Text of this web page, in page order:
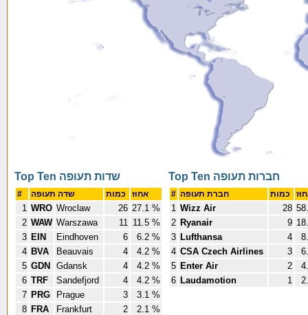
Top Ten שדות תעופה
#
1 WRO Wroclaw 26 27.1 %
2 WAW Warszawa 11 11.5 %
3 EIN Eindhoven 6
6.2 %
4 BVA Beauvais 4
4.2 %
5 GDN Gdansk 4
4.2 %
6 TRF Sandefjord 4
4.2 %
7 PRG Prague 3
3.1 %
8 FRA Frankfurt 2
2.1 %
Top Ten חברות תעופה
#
1 Wizz Air 28
2 Ryanair 9
3 Lufthansa 4
4 CSA Czech Airlines 3
5 Enter Air 2
6 Laudamotion 1